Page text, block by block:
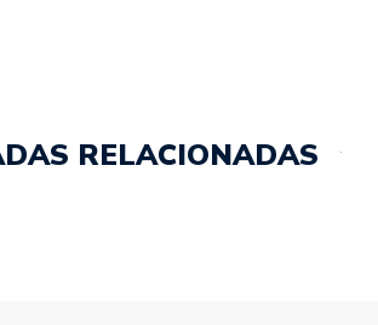
RELACIONADAS